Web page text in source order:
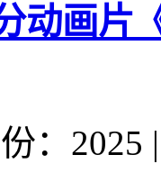
动画片
：2025 |